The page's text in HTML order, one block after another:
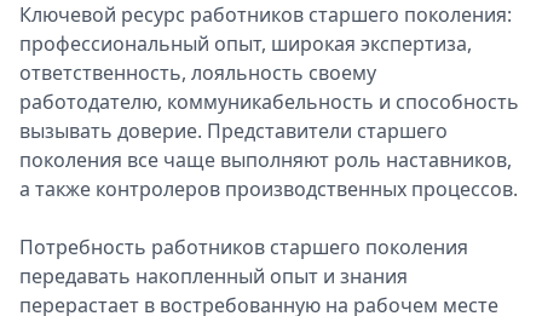
Ключевой ресурс работников старшего поколения:
профессиональный опыт, широкая экспертиза,
ответственность, лояльность своему
работодателю, коммуникабельность и способность
вызывать доверие. Представители старшего
поколения все чаще выполняют роль наставников,
а также контролеров производственных процессов.
Потребность работников старшего поколения
передавать накопленный опыт и знания
перерастает в востребованную на рабочем месте